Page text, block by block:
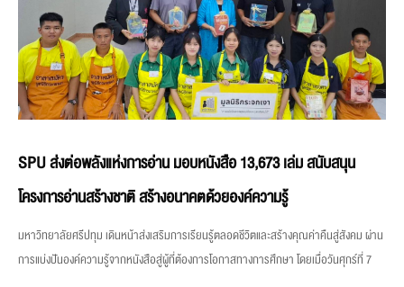
SPU ส่งต่อพลังแห่งการอ่าน มอบหนังสือ 13,673 เล่ม สนับสนุน
โครงการอ่านสร้างชาติ สร้างอนาคตด้วยองค์ความรู้
มหาวิทยาลัยศรีปทุม เดินหน้าส่งเสริมการเรียนรู้ตลอดชีวิตและสร้างคุณค่าคืนสู่สังคม ผ่าน
การแบ่งปันองค์ความรู้จากหนังสือสู่ผู้ที่ต้องการโอกาสทางการศึกษา โดยเมื่อวันศุกร์ที่ 7